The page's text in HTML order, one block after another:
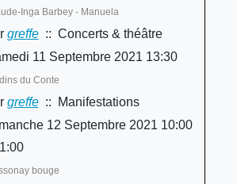
Inga Barbey - Manuela
greffe:: Concerts & théâtre
11 Septembre 2021 13:30
du Conte
greffe:: Manifestations
12 Septembre 2021 10:00
bouge